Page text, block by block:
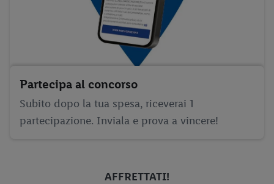
Partecipa al concorso
Subito dopo la tua spesa, riceverai 1
partecipazione. Inviala e prova a vincere!
AFFRETTATI!